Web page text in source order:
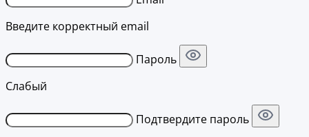
Введите корректный email
Пароль
Слабый
Подтвердите пароль